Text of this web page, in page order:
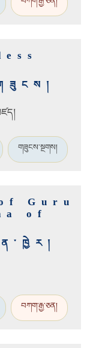
གཟུངས་སྔགས།
Guru
of
བཀག་རྒྱ་ཅན།